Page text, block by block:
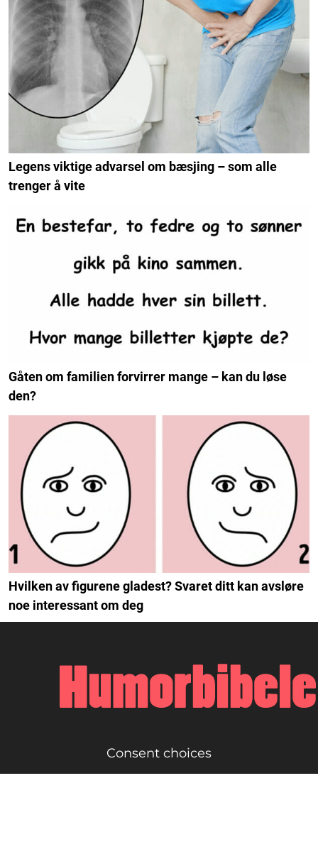
Legens viktige advarsel om bæsjing – som alle
trenger å vite
Gåten om familien forvirrer mange – kan du løse
den?
Hvilken av figurene gladest? Svaret ditt kan avsløre
noe interessant om deg
Consent choices